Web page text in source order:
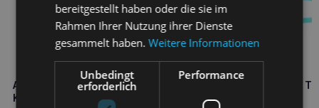
Amiplay BeHappy L Donut Halb-
Klemmring
Amiplay Samba XL Leine
bereitgestellt haben oder die sie im
Rahmen Ihrer Nutzung ihrer Dienste
gesammelt haben.Weitere Informationen
Unbedingt
erforderlich
Performance